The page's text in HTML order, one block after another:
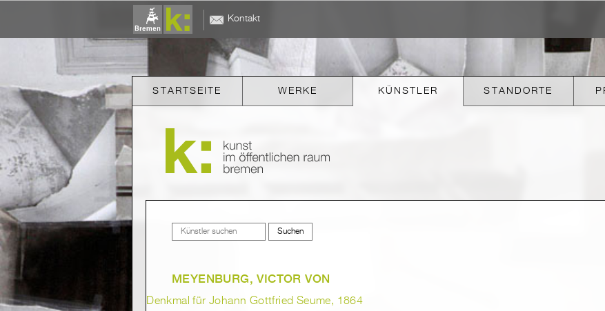
Kontakt
STARTSEITE WERKE KÜNSTLER STANDORTE
MEYENBURG, VICTOR VON
Denkmal für Johann Gottfried Seume, 1864